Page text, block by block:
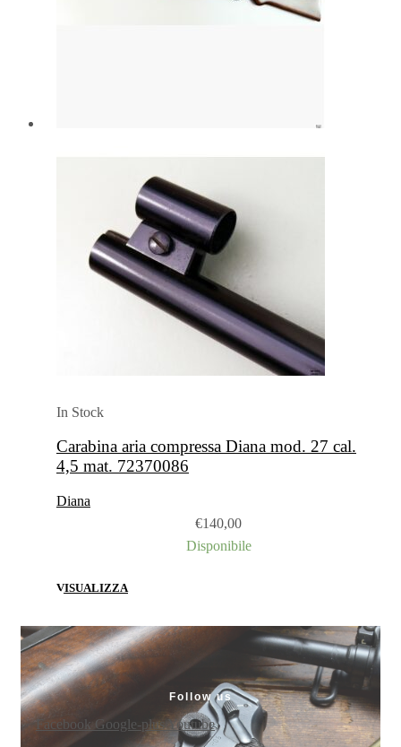
In Stock
Carabina aria compressa Diana mod. 27 cal.
4,5 mat. 72370086
Diana
€140,00
Disponibile
VISUALIZZA
Follow us
Facebook Google-plus Youtube